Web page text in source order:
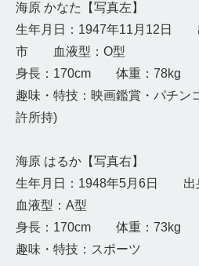
海原 かなた【写真左】
生年月日：1947年11月12日
市 血液型：O型
身長：170cm 体重：78kg
趣味・特技：映画鑑賞・パチン
許所持)
海原 はるか【写真右】
生年月日：1948年5月6日
血液型：A型
身長：170cm 体重：73kg
趣味・特技：スポーツ